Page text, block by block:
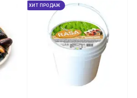
ХИТ ПРОДАЖ